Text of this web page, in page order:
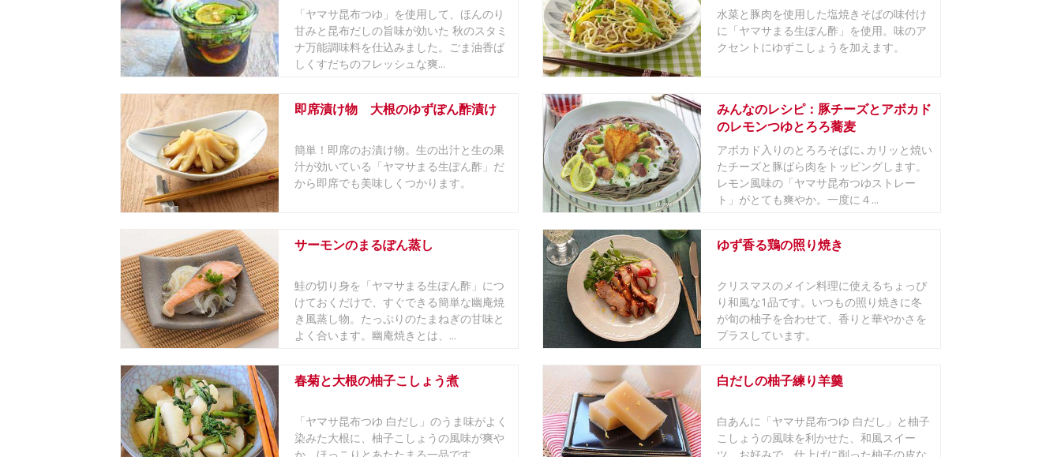
「ヤマサ昆布つゆ」を使用して、ほんのり
甘みと昆布だしの旨味が効いた 秋のスタミ
ナ万能調味料を仕込みました。ごま油香ば
しくすだちのフレッシュな爽...
水菜と豚肉を使用した塩焼きそばの味付け
に「ヤマサまる生ぽん酢」を使用。味のア
クセントにゆずこしょうを加えます。
即席漬け物 大根のゆずぽん酢漬け
簡単！即席のお漬け物。生の出汁と生の果
汁が効いている「ヤマサまる生ぽん酢」だ
から即席でも美味しくつかります。
みんなのレシピ：豚チーズとアボカド
のレモンつゆとろろ蕎麦
アボカド入りのとろろそばに､カリッと焼い
たチーズと豚ばら肉をトッピングします。
レモン風味の「ヤマサ昆布つゆストレー
ト」がとても爽やか。一度に４...
サーモンのまるぽん蒸し
鮭の切り身を「ヤマサまる生ぽん酢」につ
けておくだけで、すぐできる簡単な幽庵焼
き風蒸し物。たっぷりのたまねぎの甘味と
よく合います。幽庵焼きとは、...
ゆず香る鶏の照り焼き
クリスマスのメイン料理に使えるちょっぴ
り和風な1品です。いつもの照り焼きに冬
が旬の柚子を合わせて、香りと華やかさを
プラスしています。
春菊と大根の柚子こしょう煮
「ヤマサ昆布つゆ 白だし」のうま味がよく
染みた大根に、柚子こしょうの風味が爽や
白だしの柚子練り羊羹
白あんに「ヤマサ昆布つゆ 白だし」と柚子
こしょうの風味を利かせた、和風スイー